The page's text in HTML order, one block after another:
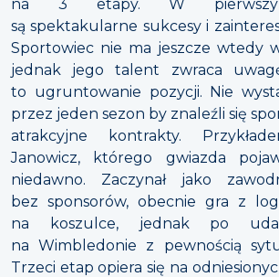
na 3 etapy. W
są spektakularne sukcesy i
Sportowiec nie ma jeszcze wtedy
jednak jego talent zwraca
to ugruntowanie pozycji. Nie
przez jeden sezon by znaleźli się
atrakcyjne kontrakty.
Janowicz, którego gwiazda
niedawno. Zaczynał jako
bez sponsorów, obecnie gra z
na koszulce, jednak po
na Wimbledonie z pewnością
Trzeci etap opiera się na